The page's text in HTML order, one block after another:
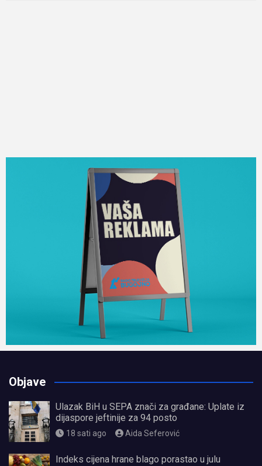
Objave
Ulazak BiH u SEPA znači za građane: Uplate iz
dijaspore jeftinije za 94 posto
18 sati ago Aida Seferović
Indeks cijena hrane blago porastao u julu